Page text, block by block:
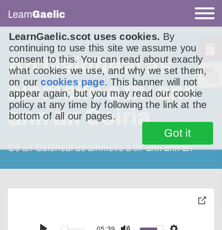
LearnGaelic.scot uses cookies. By
continuing to use this site we assume you
consent to this. You can read about exactly
what cookies we use, and why we set them,
on ourcookies page. This banner will not
appear again, but you may read our cookie
policy at any time by following the link at the
bottom of all our pages.
Got it
LearnGaelic
An Gàidheal as
ainmeile a th’ ann
ann an Coirìa
Cò an Gàidheal as ainmeile a th’ ann ann an
toggle